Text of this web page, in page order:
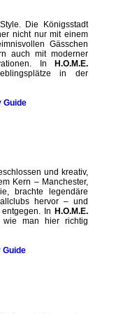
Die Königsstadt
nicht nur mit einem
Gässchen
auch mit moderner
In
H.O.M.E.
in der
Guide
und kreativ,
Kern – Manchester,
brachte legendäre
hervor – und
In H.O.M.E.
wie man hier richtig
Guide